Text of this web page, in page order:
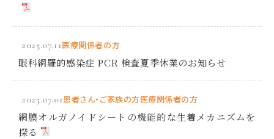
2025.07.11医療関係者の方
眼科網羅的感染症 PCR 検査夏季休業のお知らせ
2025.07.01患者さん・ご家族の方医療関係者の方
網膜オルガノイドシートの機能的な生着メカニズムを
探る